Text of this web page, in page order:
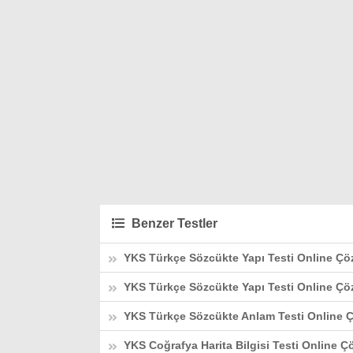
Benzer Testler
YKS Türkçe Sözcükte Yapı Testi Online
YKS Türkçe Sözcükte Yapı Testi Online
YKS Türkçe Sözcükte Anlam Testi Online
YKS Coğrafya Harita Bilgisi Testi Online